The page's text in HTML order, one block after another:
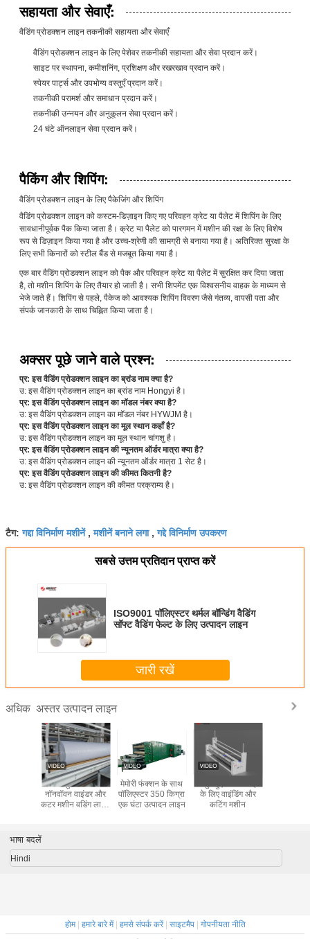
सहायता और सेवाएँ:
वैडिंग प्रोडक्शन लाइन तकनीकी सहायता और सेवाएँ
वैडिंग प्रोडक्शन लाइन के लिए पेशेवर तकनीकी सहायता और सेवा प्रदान करें।
साइट पर स्थापना, कमीशनिंग, प्रशिक्षण और रखरखाव प्रदान करें।
स्पेयर पार्ट्स और उपभोग्य वस्तुएँ प्रदान करें।
तकनीकी परामर्श और समाधान प्रदान करें।
तकनीकी उन्नयन और अनुकूलन सेवा प्रदान करें।
24 घंटे ऑनलाइन सेवा प्रदान करें।
पैकिंग और शिपिंग:
वैडिंग प्रोडक्शन लाइन के लिए पैकेजिंग और शिपिंग
वैडिंग प्रोडक्शन लाइन को कस्टम-डिज़ाइन किए गए परिवहन क्रेट या पैलेट में शिपिंग के लिए
सावधानीपूर्वक पैक किया जाता है। क्रेट या पैलेट को पारगमन में मशीन की रक्षा के लिए विशेष
रूप से डिज़ाइन किया गया है और उच्च-श्रेणी की सामग्री से बनाया गया है। अतिरिक्त सुरक्षा के
लिए सभी किनारों को स्टील बैंड से मजबूत किया गया है।
एक बार वैडिंग प्रोडक्शन लाइन को पैक और परिवहन क्रेट या पैलेट में सुरक्षित कर दिया जाता
है, तो मशीन शिपिंग के लिए तैयार हो जाती है। सभी शिपमेंट एक विश्वसनीय वाहक के माध्यम से
भेजे जाते हैं। शिपिंग से पहले, पैकेज को आवश्यक शिपिंग विवरण जैसे गंतव्य, वापसी पता और
संपर्क जानकारी के साथ चिह्नित किया जाता है।
अक्सर पूछे जाने वाले प्रश्न:
प्र: इस वैडिंग प्रोडक्शन लाइन का ब्रांड नाम क्या है?
उ: इस वैडिंग प्रोडक्शन लाइन का ब्रांड नाम Hongyi है।
प्र: इस वैडिंग प्रोडक्शन लाइन का मॉडल नंबर क्या है?
उ: इस वैडिंग प्रोडक्शन लाइन का मॉडल नंबर HYWJM है।
प्र: इस वैडिंग प्रोडक्शन लाइन का मूल स्थान कहाँ है?
उ: इस वैडिंग प्रोडक्शन लाइन का मूल स्थान चांगशु है।
प्र: इस वैडिंग प्रोडक्शन लाइन की न्यूनतम ऑर्डर मात्रा क्या है?
उ: इस वैडिंग प्रोडक्शन लाइन की न्यूनतम ऑर्डर मात्रा 1 सेट है।
प्र: इस वैडिंग प्रोडक्शन लाइन की कीमत कितनी है?
उ: इस वैडिंग प्रोडक्शन लाइन की कीमत परक्राम्य है।
टैग:गद्दा विनिर्माण मशीनें,मशीनें बनाने लगा,गद्दे विनिर्माण उपकरण
सबसे उत्तम प्रतिदान प्राप्त करें
ISO9001 पॉलिएस्टर थर्मल बॉन्डिंग वैडिंग
सॉफ्ट वैडिंग फेल्ट के लिए उत्पादन लाइन
जारी रखें
अधिक अस्तर उत्पादन लाइन
उच्च गुणवत्ता वाली
नॉनवॉवन वाइंडर और
कटर मशीन वडिंग लाइन
मेमोरी फंक्शन के साथ
पॉलिएस्टर 350 किग्रा
एक घंटा उत्पादन लाइन
के लिए वाइंडिंग और
कटिंग मशीन
भाषा बदलें
Hindi
होम| हमारे बारे में| हमसे संपर्क करें| साइटमैप| गोपनीयता नीति